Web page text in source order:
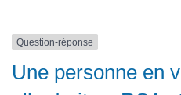
Question-réponse
Une personne en